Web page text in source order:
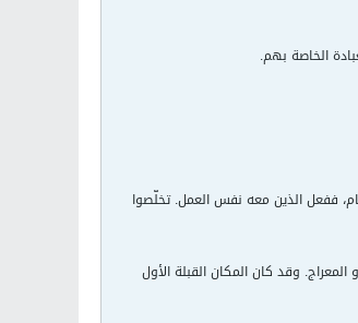
الخاصة بهم.
ففعل الذين معه نفس العمل. تخلّصوا
الإسراء و المعراج. وقد كان المكان القبلة الأول